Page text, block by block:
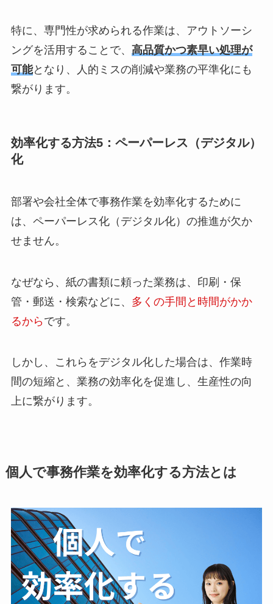
特に、専門性が求められる作業は、アウトソーシ
ングを活用することで、 高品質かつ素早い処理が
可能となり、人的ミスの削減や業務の平準化にも
繋がります。
効率化する方法5：ペーパーレス（デジタル）
化
部署や会社全体で事務作業を効率化するために
は、ペーパーレス化（デジタル化）の推進が欠か
せません。
なぜなら、紙の書類に頼った業務は、印刷・保
管・郵送・検索などに、 多くの手間と時間がかか
るから です。
しかし、これらをデジタル化した場合は、作業時
間の短縮と、業務の効率化を促進し、生産性の向
上に繋がります。
個人で事務作業を効率化する方法とは